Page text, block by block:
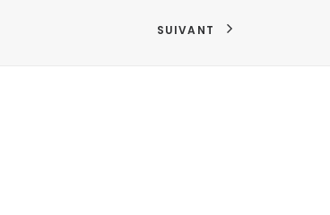
SUIVANT